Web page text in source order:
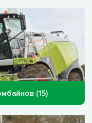
(15)